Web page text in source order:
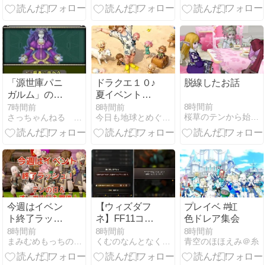
ちごみるくル
【8月10日朝
【バトロ】
「源世庫パニ
ガルム」のボ
スが更新され
ました！登場
ボスは「源世
ナ」！開催期
間は2026年8
月13日（木）
5：59まで。
7時間前
ドラクエ１０♪
夏イベントに
行ってきた♪
8時間前
脱線したお話
8時間前
桜草のテンから始めるドラクエ生活
今週はイベン
ト終了ラッシ
ュ！テンの日
＆オーガの日
も開催！
8時間前
まみむめもっちのドラクエ１０日記
【ウィズダフ
ネ】FF11コラ
ボ、素材集め
周回をしてい
るお話【第78
8時間前
プレイベ #虹
色ドレア集会
8時間前
青空のほほえみ＠糸